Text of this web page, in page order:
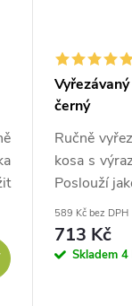
černý
Ručně
kosa s
Poslouží
589 Kč bez DPH
713 Kč
Skladem 4